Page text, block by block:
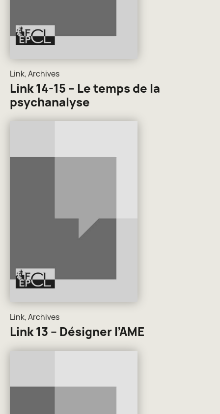
Link,Archives
Link 14-15 – Le temps de la
psychanalyse
Link,Archives
Link 13 – Désigner l’AME